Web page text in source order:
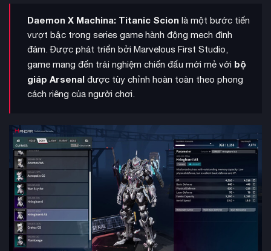
Daemon X Machina: Titanic Scion là một bước tiến
vượt bậc trong series game hành động mech đình
đám. Được phát triển bởi Marvelous First Studio,
game mang đến trải nghiệm chiến đấu mới mẻ với bộ
giáp Arsenal được tùy chỉnh hoàn toàn theo phong
cách riêng của người chơi.